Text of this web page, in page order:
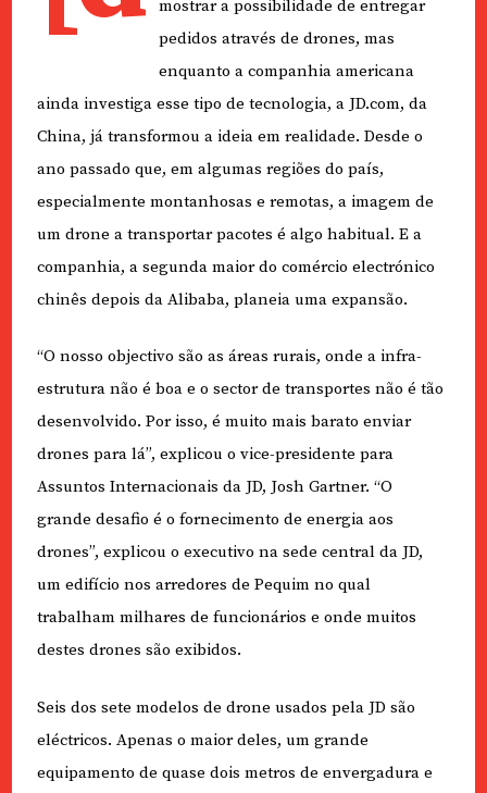
mostrar a possibilidade de entregar
pedidos através de drones, mas
enquanto a companhia americana
ainda investiga esse tipo de tecnologia, a JD.com, da
China, já transformou a ideia em realidade. Desde o
ano passado que, em algumas regiões do país,
especialmente montanhosas e remotas, a imagem de
um drone a transportar pacotes é algo habitual. E a
companhia, a segunda maior do comércio electrónico
chinês depois da Alibaba, planeia uma expansão.
“O nosso objectivo são as áreas rurais, onde a infra-
estrutura não é boa e o sector de transportes não é tão
desenvolvido. Por isso, é muito mais barato enviar
drones para lá”, explicou o vice-presidente para
Assuntos Internacionais da JD, Josh Gartner. “O
grande desafio é o fornecimento de energia aos
drones”, explicou o executivo na sede central da JD,
um edifício nos arredores de Pequim no qual
trabalham milhares de funcionários e onde muitos
destes drones são exibidos.
Seis dos sete modelos de drone usados pela JD são
eléctricos. Apenas o maior deles, um grande
equipamento de quase dois metros de envergadura e